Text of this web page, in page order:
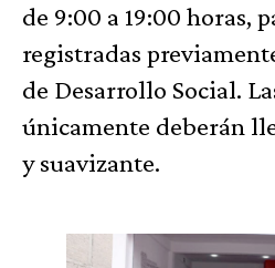
de 9:00 a 19:00 horas,
registradas
de Desarrollo Social.
únicamente deberán
y suavizante.